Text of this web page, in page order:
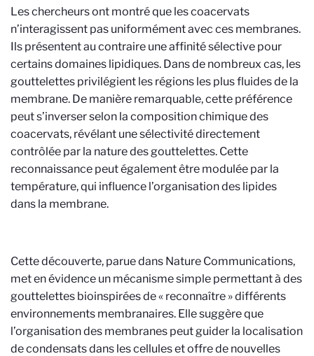
Les chercheurs ont montré que les coacervats
n’interagissent pas uniformément avec ces membranes.
Ils présentent au contraire une affinité sélective pour
certains domaines lipidiques. Dans de nombreux cas, les
gouttelettes privilégient les régions les plus fluides de la
membrane. De manière remarquable, cette préférence
peut s’inverser selon la composition chimique des
coacervats, révélant une sélectivité directement
contrôlée par la nature des gouttelettes. Cette
reconnaissance peut également être modulée par la
température, qui influence l’organisation des lipides
dans la membrane.
Cette découverte, parue dans Nature Communications,
met en évidence un mécanisme simple permettant à des
gouttelettes bioinspirées de « reconnaître » différents
environnements membranaires. Elle suggère que
l’organisation des membranes peut guider la localisation
de condensats dans les cellules et offre de nouvelles